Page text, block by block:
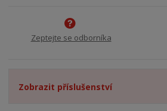
Zeptejte se odborníka
Zobrazit příslušenství